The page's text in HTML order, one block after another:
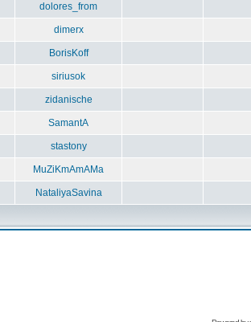
dolores_from
dimerx
BorisKoff
siriusok
zidanische
SamantA
stastony
MuZiKmAmAMa
NataliyaSavina